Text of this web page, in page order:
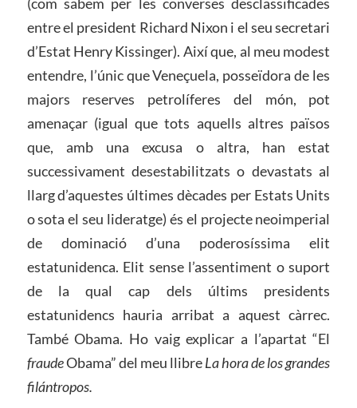
entre el president Richard Nixon i el seu secretari
d’Estat Henry Kissinger). Així que, al meu modest
entendre, l’únic que Veneçuela, posseïdora de les
majors reserves petrolíferes del món, pot
amenaçar (igual que tots aquells altres països
que, amb una excusa o altra, han estat
successivament desestabilitzats o devastats al
llarg d’aquestes últimes dècades per Estats Units
o sota el seu lideratge) és el projecte neoimperial
de dominació d’una poderosíssima elit
estatunidenca. Elit sense l’assentiment o suport
de la qual cap dels últims presidents
estatunidencs hauria arribat a aquest càrrec.
També Obama. Ho vaig explicar a l’apartat “El
fraudeObama” del meu llibreLa hora de los grandes
filántropos.